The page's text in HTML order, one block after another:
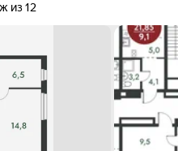
из 12